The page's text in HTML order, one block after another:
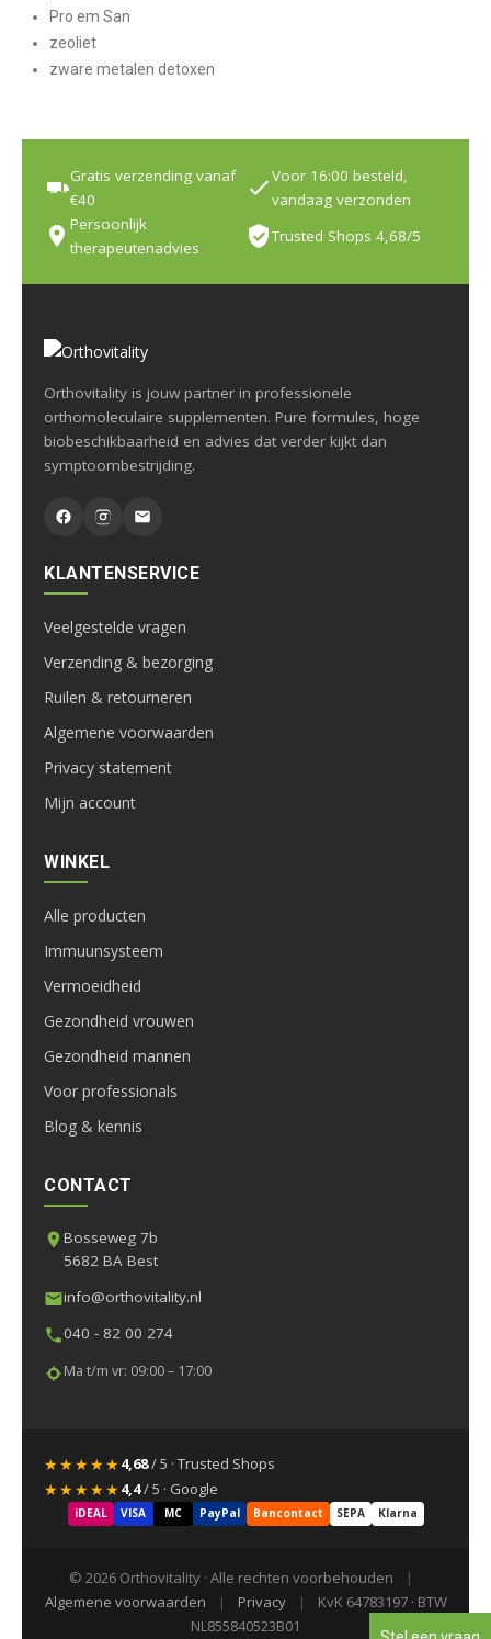
Pro em San
zeoliet
zware metalen detoxen
Gratis verzending vanaf
€40
Voor 16:00 besteld,
vandaag verzonden
Persoonlijk
therapeutenadvies
Trusted Shops 4,68/5
Orthovitality is jouw partner in professionele
orthomoleculaire supplementen. Pure formules, hoge
biobeschikbaarheid en advies dat verder kijkt dan
symptoombestrijding.
KLANTENSERVICE
Veelgestelde vragen
Verzending & bezorging
Ruilen & retourneren
Algemene voorwaarden
Privacy statement
Mijn account
WINKEL
Alle producten
Immuunsysteem
Vermoeidheid
Gezondheid vrouwen
Gezondheid mannen
Voor professionals
Blog & kennis
CONTACT
Bosseweg 7b
5682 BA Best
info@orthovitality.nl
040 - 82 00 274
Ma t/m vr: 09:00 – 17:00
★★★★★4,68/ 5 · Trusted Shops
★★★★★4,4/ 5 · Google
iDEAL VISA MC PayPal Bancontact SEPA Klarna
© 2026 Orthovitality · Alle rechten voorbehouden
|
Algemene voorwaarden
| Privacy |
KvK 64783197 · BTW
NL855840523B01